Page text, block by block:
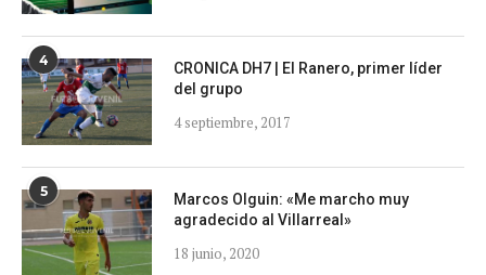
4
CRONICA DH7 | El Ranero, primer líder
del grupo
4 septiembre, 2017
5
Marcos Olguin: «Me marcho muy
agradecido al Villarreal»
18 junio, 2020